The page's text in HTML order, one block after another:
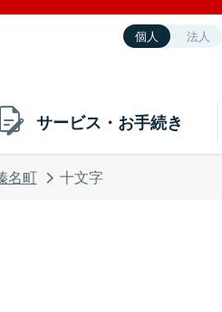
個人 法人
サービス・お手続き
名町 十文字